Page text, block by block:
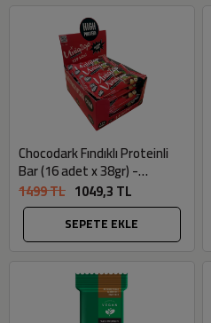
Chocodark Fındıklı Proteinli
Bar (16 adet x 38gr) -
Uniq2go
1499 TL 1049,3 TL
SEPETE EKLE